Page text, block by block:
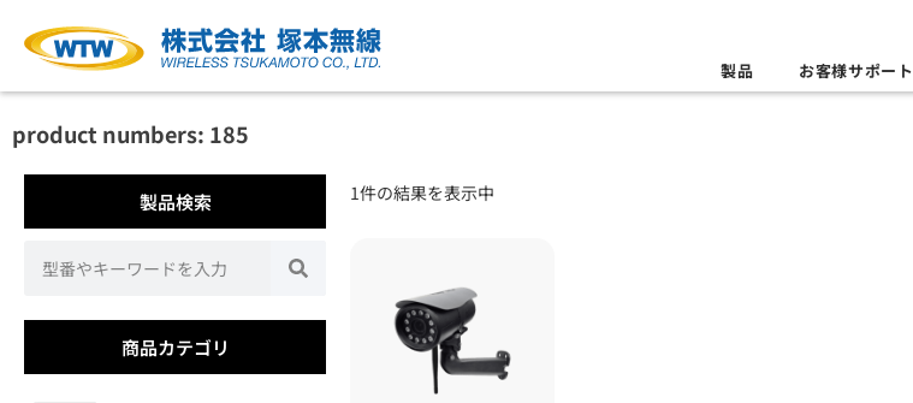
製品
お客様サポート
product numbers: 185
製品検索
商品カテゴリ
1件の結果を表示中